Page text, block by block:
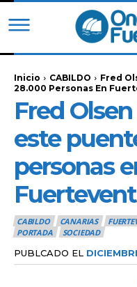
Inicio CABILDO
Fred
28.000 Personas En
Fred
este
personas
CABILDO CANARIAS
PORTADA
SOCIEDAD
PUBLCADO EL